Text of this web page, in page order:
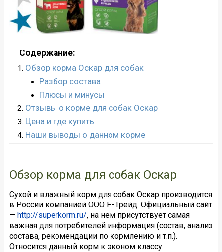
Содержание:
Обзор корма Оскар для собак
Разбор состава
Плюсы и минусы
Отзывы о корме для собак Оскар
Цена и где купить
Наши выводы о данном корме
Обзор корма для собак Оскар
Сухой и влажный корм для собак Оскар производится
в России компанией ООО Р-Трейд. Официальный сайт
— http://superkorm.ru/, на нем присутствует самая
важная для потребителей информация (состав, анализ
состава, рекомендации по кормлению и т.п.).
Относится данный корм к эконом классу.